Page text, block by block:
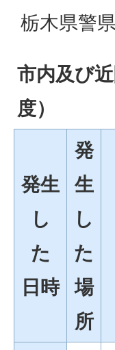
栃木県警
市内及び
度）
発生
し
た
日時
発
生
し
た
場
所